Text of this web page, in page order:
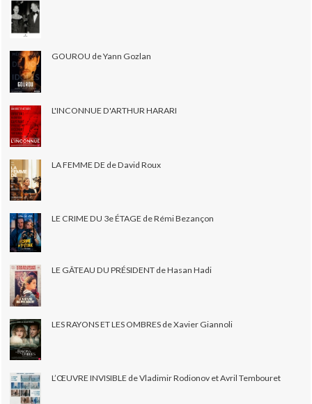
GOUROU de Yann Gozlan
L'INCONNUE D'ARTHUR HARARI
LA FEMME DE de David Roux
LE CRIME DU 3e ÉTAGE de Rémi Bezançon
LE GÂTEAU DU PRÉSIDENT de Hasan Hadi
LES RAYONS ET LES OMBRES de Xavier Giannoli
L’ŒUVRE INVISIBLE de Vladimir Rodionov et Avril Tembouret